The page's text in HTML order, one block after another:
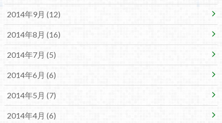
2014年9月 (12)
2014年8月 (16)
2014年7月 (5)
2014年6月 (6)
2014年5月 (7)
2014年4月 (6)